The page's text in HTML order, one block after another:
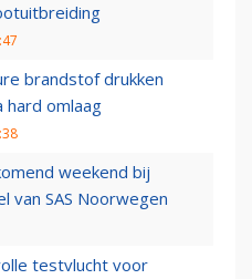
brandstof drukken
hard omlaag
weekend bij
van SAS Noorwegen
testvlucht voor